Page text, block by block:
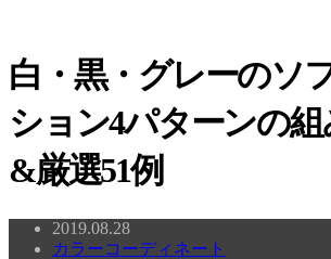
白・黒・グレーのソ
ション4パターンの
&厳選51例
2019.08.28
カラーコーディネート